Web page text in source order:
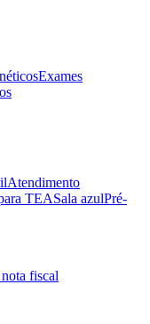
Exames
Atendimento
TEASala azulPré-
fiscal